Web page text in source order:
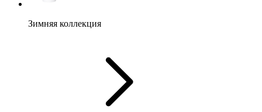
Зимняя коллекция